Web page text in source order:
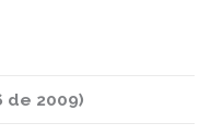
de 2009)